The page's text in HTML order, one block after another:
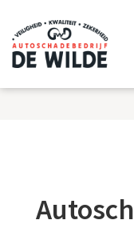
'AL 35